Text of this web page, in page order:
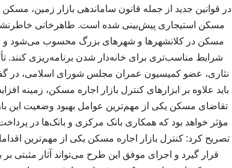
در قوانین جدید از جمله قانون ساماندهی بازار زمین،
مسکن استیجاری پیش‌بینی شده است. طاهرخانی
مسکن در کلانشهرها و شهرهای بزرگ محسوب می‌شود و
شرایط مناسب‌تری برای خانه‌دار شدن برنامه‌ریزی
نثاری، عضو کمیسیون عمران مجلس شورای اسلامی، در
باید علاوه بر ابزارهای کنترل بازار اجاره مسکن، زمینه
تقاضای مسکن یکی از مهم‌ترین عوامل بهبود وضعیت
مؤثر خواهد بود که همکاری بانک مرکزی و بانک‌ها در
تصریح کرد: کنترل بازار اجاره مسکن یکی از مهم‌ترین